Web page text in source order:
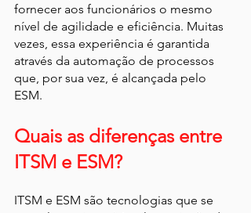
fornecer aos funcionários o mesmo
nível de agilidade e eficiência. Muitas
vezes, essa experiência é garantida
através da automação de processos
que, por sua vez, é alcançada pelo
ESM.
Quais as diferenças entre
ITSM e ESM?
ITSM e ESM são tecnologias que se